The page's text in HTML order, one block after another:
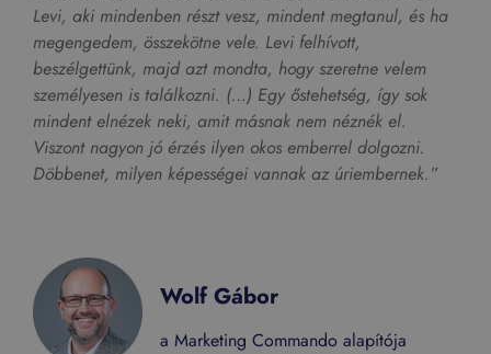
Levi, aki mindenben részt vesz, mindent megtanul, és ha
megengedem, összekötne vele. Levi felhívott,
beszélgettünk, majd azt mondta, hogy szeretne velem
személyesen is találkozni. (…) Egy őstehetség, így sok
mindent elnézek neki, amit másnak nem néznék el.
Viszont nagyon jó érzés ilyen okos emberrel dolgozni.
Döbbenet, milyen képességei vannak az úriembernek.”
Wolf Gábor
a Marketing Commando alapítója